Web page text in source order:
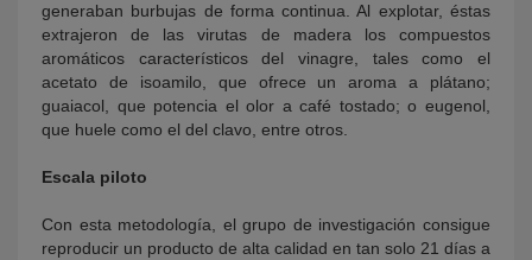
generaban burbujas de forma continua. Al explotar, éstas
extrajeron de las virutas de madera los compuestos
aromáticos característicos del vinagre, tales como el
acetato de isoamilo, que ofrece un aroma a plátano;
guaiacol, que potencia el olor a café tostado; o eugenol,
que huele como el del clavo, entre otros.
Escala piloto
Con esta metodología, el grupo de investigación consigue
reproducir un producto de alta calidad en tan solo 21 días a